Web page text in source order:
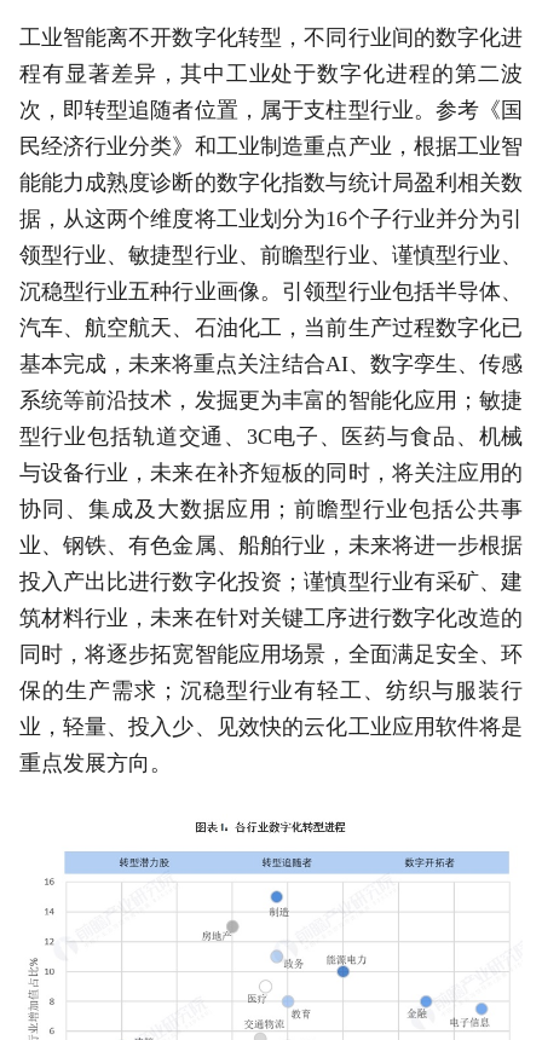
工业智能离不开数字化转型，不同行业间的数字化进
程有显著差异，其中工业处于数字化进程的第二波
次，即转型追随者位置，属于支柱型行业。参考《国
民经济行业分类》和工业制造重点产业，根据工业智
能能力成熟度诊断的数字化指数与统计局盈利相关数
据，从这两个维度将工业划分为16个子行业并分为引
领型行业、敏捷型行业、前瞻型行业、谨慎型行业、
沉稳型行业五种行业画像。引领型行业包括半导体、
汽车、航空航天、石油化工，当前生产过程数字化已
基本完成，未来将重点关注结合AI、数字孪生、传感
系统等前沿技术，发掘更为丰富的智能化应用；敏捷
型行业包括轨道交通、3C电子、医药与食品、机械
与设备行业，未来在补齐短板的同时，将关注应用的
协同、集成及大数据应用；前瞻型行业包括公共事
业、钢铁、有色金属、船舶行业，未来将进一步根据
投入产出比进行数字化投资；谨慎型行业有采矿、建
筑材料行业，未来在针对关键工序进行数字化改造的
同时，将逐步拓宽智能应用场景，全面满足安全、环
保的生产需求；沉稳型行业有轻工、纺织与服装行
业，轻量、投入少、见效快的云化工业应用软件将是
重点发展方向。